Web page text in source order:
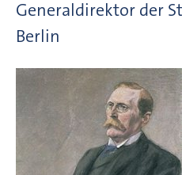
Generaldirektor der
Berlin